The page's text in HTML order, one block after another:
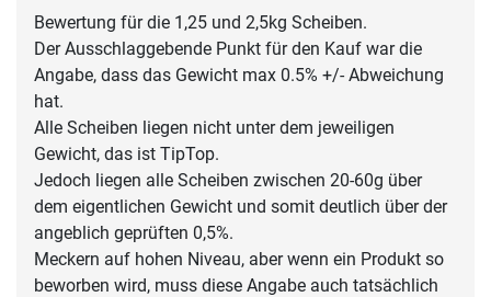
Bewertung für die 1,25 und 2,5kg Scheiben.
Der Ausschlaggebende Punkt für den Kauf war die
Angabe, dass das Gewicht max 0.5% +/- Abweichung
hat.
Alle Scheiben liegen nicht unter dem jeweiligen
Gewicht, das ist TipTop.
Jedoch liegen alle Scheiben zwischen 20-60g über
dem eigentlichen Gewicht und somit deutlich über der
angeblich geprüften 0,5%.
Meckern auf hohen Niveau, aber wenn ein Produkt so
beworben wird, muss diese Angabe auch tatsächlich